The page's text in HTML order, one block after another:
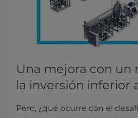
Una mejora con un
la inversión inferior
Pero, ¿qué ocurre con el